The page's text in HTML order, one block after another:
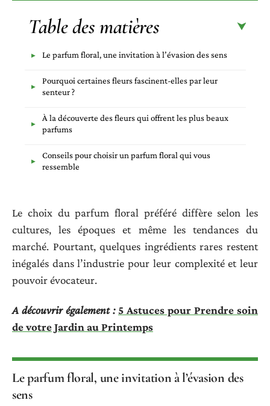
Table des matières
Le parfum floral, une invitation à l’évasion des sens
Pourquoi certaines fleurs fascinent-elles par leur
senteur ?
À la découverte des fleurs qui offrent les plus beaux
parfums
Conseils pour choisir un parfum floral qui vous
ressemble
Le choix du parfum floral préféré diffère selon les
cultures, les époques et même les tendances du
marché. Pourtant, quelques ingrédients rares restent
inégalés dans l’industrie pour leur complexité et leur
pouvoir évocateur.
A découvrir également : 5 Astuces pour Prendre soin
de votre Jardin au Printemps
Le parfum floral, une invitation à l’évasion des
sens